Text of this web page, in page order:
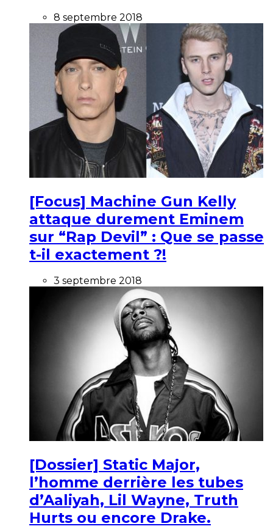
8 septembre 2018
[Focus] Machine Gun Kelly
attaque durement Eminem
sur “Rap Devil” : Que se passe
t-il exactement ?!
3 septembre 2018
[Dossier] Static Major,
l’homme derrière les tubes
d’Aaliyah, Lil Wayne, Truth
Hurts ou encore Drake.